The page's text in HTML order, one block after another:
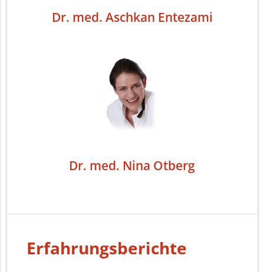
Dr. med. Aschkan Entezami
Dr. med. Nina Otberg
Erfahrungsberichte